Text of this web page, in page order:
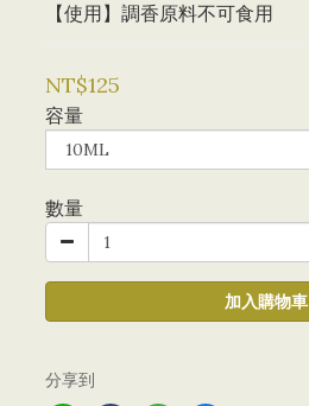
【使用】調香原料不可食用
NT$125
容量
數量
加入購物車
分享到